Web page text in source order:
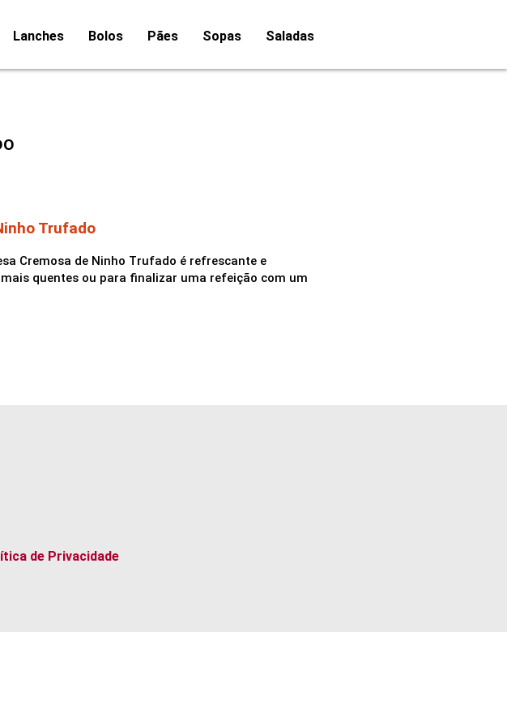
Lanches Bolos Pães Sopas Saladas
Trufado
Cremosa de Ninho Trufado é refrescante e
quentes ou para finalizar uma refeição com um
de Privacidade